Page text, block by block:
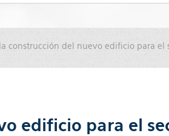
construcción del nuevo edificio para el
edificio para el